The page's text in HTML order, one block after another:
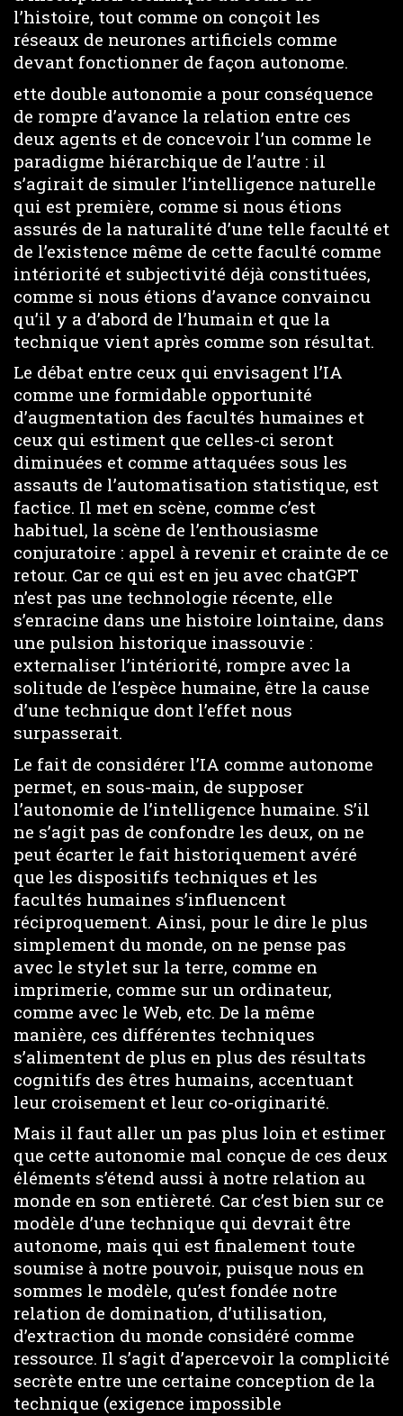
l’histoire, tout comme on conçoit les
réseaux de neurones artificiels comme
devant fonctionner de façon autonome.
ette double autonomie a pour conséquence
de rompre d’avance la relation entre ces
deux agents et de concevoir l’un comme le
paradigme hiérarchique de l’autre : il
s’agirait de simuler l’intelligence naturelle
qui est première, comme si nous étions
assurés de la naturalité d’une telle faculté et
de l’existence même de cette faculté comme
intériorité et subjectivité déjà constituées,
comme si nous étions d’avance convaincu
qu’il y a d’abord de l’humain et que la
technique vient après comme son résultat.
Le débat entre ceux qui envisagent l’IA
comme une formidable opportunité
d’augmentation des facultés humaines et
ceux qui estiment que celles-ci seront
diminuées et comme attaquées sous les
assauts de l’automatisation statistique, est
factice. Il met en scène, comme c’est
habituel, la scène de l’enthousiasme
conjuratoire : appel à revenir et crainte de ce
retour. Car ce qui est en jeu avec chatGPT
n’est pas une technologie récente, elle
s’enracine dans une histoire lointaine, dans
une pulsion historique inassouvie :
externaliser l’intériorité, rompre avec la
solitude de l’espèce humaine, être la cause
d’une technique dont l’effet nous
surpasserait.
Le fait de considérer l’IA comme autonome
permet, en sous-main, de supposer
l’autonomie de l’intelligence humaine. S’il
ne s’agit pas de confondre les deux, on ne
peut écarter le fait historiquement avéré
que les dispositifs techniques et les
facultés humaines s’influencent
réciproquement. Ainsi, pour le dire le plus
simplement du monde, on ne pense pas
avec le stylet sur la terre, comme en
imprimerie, comme sur un ordinateur,
comme avec le Web, etc. De la même
manière, ces différentes techniques
s’alimentent de plus en plus des résultats
cognitifs des êtres humains, accentuant
leur croisement et leur co-originarité.
Mais il faut aller un pas plus loin et estimer
que cette autonomie mal conçue de ces deux
éléments s’étend aussi à notre relation au
monde en son entièreté. Car c’est bien sur ce
modèle d’une technique qui devrait être
autonome, mais qui est finalement toute
soumise à notre pouvoir, puisque nous en
sommes le modèle, qu’est fondée notre
relation de domination, d’utilisation,
d’extraction du monde considéré comme
ressource. Il s’agit d’apercevoir la complicité
secrète entre une certaine conception de la
technique (exigence impossible